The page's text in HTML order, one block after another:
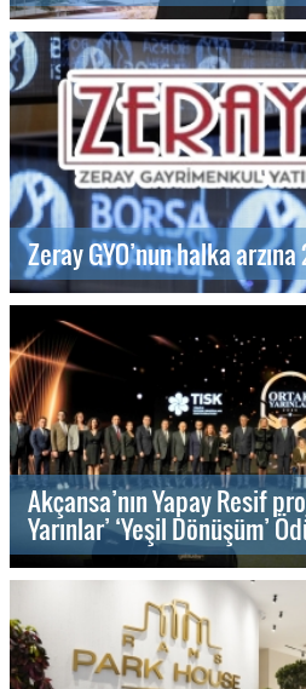
Zeray GYO’nun halka
Akçansa’nın Yapay Resif
Yarınlar’ ‘Yeşil Dönüşüm’